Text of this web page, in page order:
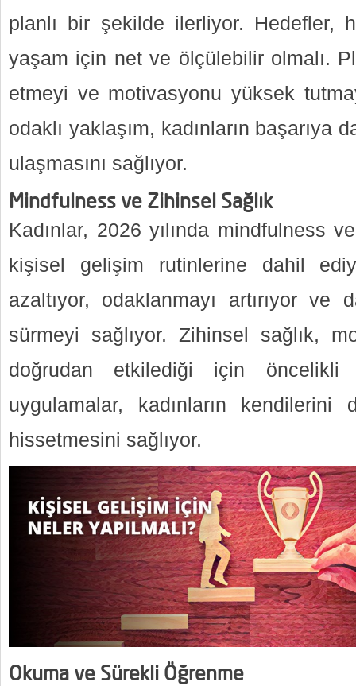
planlı bir şekilde ilerliyor. Hedefler,
yaşam için net ve ölçülebilir olmalı.
etmeyi ve motivasyonu yüksek
odaklı yaklaşım, kadınların başarıya
ulaşmasını sağlıyor.
Mindfulness ve Zihinsel Sağlık
Kadınlar, 2026 yılında mindfulness
kişisel gelişim rutinlerine dahil
azaltıyor, odaklanmayı artırıyor
sürmeyi sağlıyor. Zihinsel sağlık,
doğrudan etkilediği için
uygulamalar, kadınların
hissetmesini sağlıyor.
Okuma ve Sürekli Öğrenme